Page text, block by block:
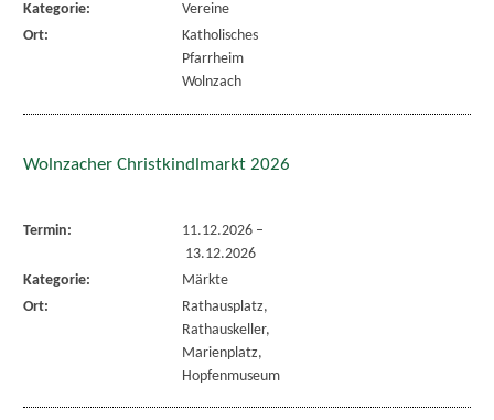
Kategorie:
Vereine
Ort:
Katholisches
Pfarrheim
Wolnzach
Wolnzacher Christkindlmarkt 2026
Termin: 11.12.2026–
13.12.2026
Kategorie:
Märkte
Ort:
Rathausplatz,
Rathauskeller,
Marienplatz,
Hopfenmuseum